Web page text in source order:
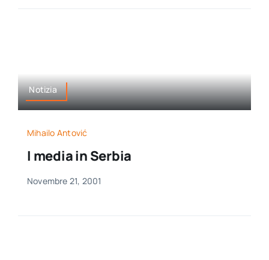
Notizia
Mihailo Antović
I media in Serbia
Novembre 21, 2001